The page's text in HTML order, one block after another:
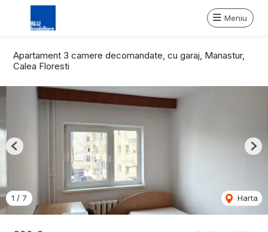
Meniu
Apartament 3 camere decomandate, cu garaj, Manastur,
Calea Floresti
1 / 7 Harta
Previous